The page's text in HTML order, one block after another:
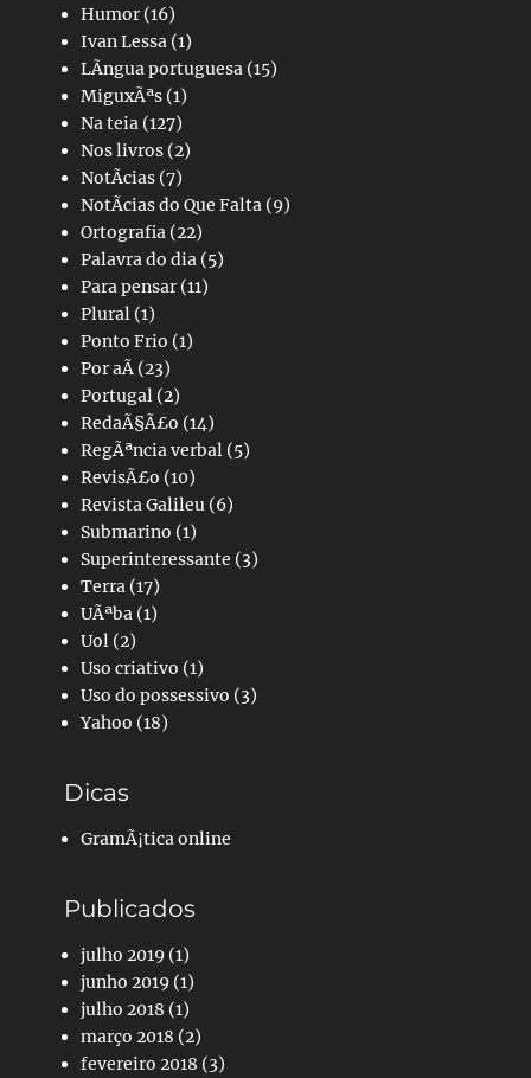
Humor(16)
Ivan Lessa (1)
LÃ­ngua portuguesa (15)
MiguxÃªs (1)
Na teia (127)
Nos livros (2)
NotÃ­cias (7)
NotÃ­cias do Que Falta (9)
Ortografia (22)
Palavra do dia (5)
Para pensar(11)
Plural (1)
Ponto Frio (1)
Por aÃ­ (23)
Portugal (2)
RedaÃ§Ã£o (14)
RegÃªncia verbal (5)
RevisÃ£o (10)
Revista Galileu (6)
Submarino (1)
Superinteressante (3)
Terra (17)
UÃªba (1)
Uol (2)
Uso criativo (1)
Uso do possessivo (3)
Yahoo (18)
Dicas
GramÃ¡tica online
Publicados
julho 2019 (1)
junho 2019 (1)
julho 2018 (1)
março 2018 (2)
fevereiro 2018 (3)